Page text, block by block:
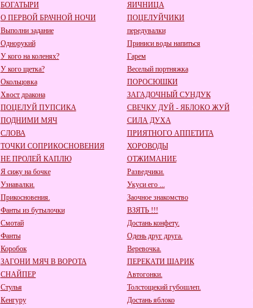
БОГАТЫРИ
ЯИЧНИЦА
О ПЕРВОЙ БРАЧНОЙ НОЧИ
ПОЦЕЛУЙЧИКИ
Выполни задание
передувалки
Однорукий
Приниси воды напиться
У кого на коленях?
Гарем
У кого щетка?
Веселый портняжка
Окольцовка
ПОРОСЮШКИ
Хвост дракона
ЗАГАДОЧНЫЙ СУНДУК
ПОЦЕЛУЙ ПУПСИКА
СВЕЧКУ ДУЙ - ЯБЛОКО ЖУЙ
ПОДНИМИ МЯЧ
СИЛА ДУХА
СЛОВА
ПРИЯТНОГО АППЕТИТА
ТОЧКИ СОПРИКОСНОВЕНИЯ
ХОРОВОДЫ
НЕ ПРОЛЕЙ КАПЛЮ
ОТЖИМАНИЕ
Я сижу на бочке
Разведчики.
Узнавалки.
Укуси его ...
Прикосновения.
Заочное знакомство
Фанты из бутылочки
ВЗЯТЬ !!!
Смотай
Достань конфету.
Фанты
Одень друг друга.
Коробок
Веревочка.
ЗАГОНИ МЯЧ В ВОРОТА
ПЕРЕКАТИ ШАРИК
СНАЙПЕР
Автогонки.
Стулья
Толстощекий губошлеп.
Кенгуру
Достань яблоко